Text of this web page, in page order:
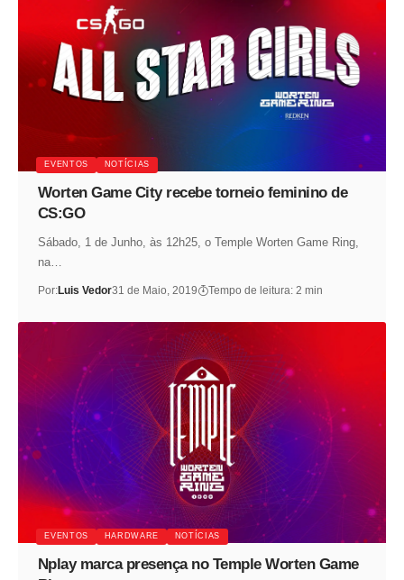
EVENTOS NOTÍCIAS
Worten Game City recebe torneio feminino de
CS:GO
Sábado, 1 de Junho, às 12h25, o Temple Worten Game Ring,
na…
Por:Luis Vedor31 de Maio, 2019 Tempo de leitura: 2 min
EVENTOS HARDWARE NOTÍCIAS
Nplay marca presença no Temple Worten Game